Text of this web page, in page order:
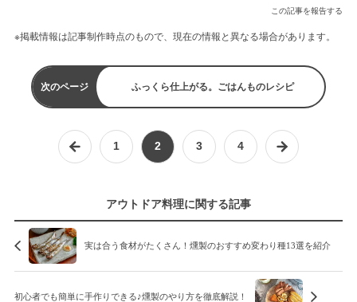
この記事を報告する
※掲載情報は記事制作時点のもので、現在の情報と異なる場合があります。
次のページ ふっくら仕上がる。ごはんものレシピ
1 2 3 4
アウトドア料理に関する記事
実は合う食材がたくさん！燻製のおすすめ変わり種13選を紹介
初心者でも簡単に手作りできる♪燻製のやり方を徹底解説！